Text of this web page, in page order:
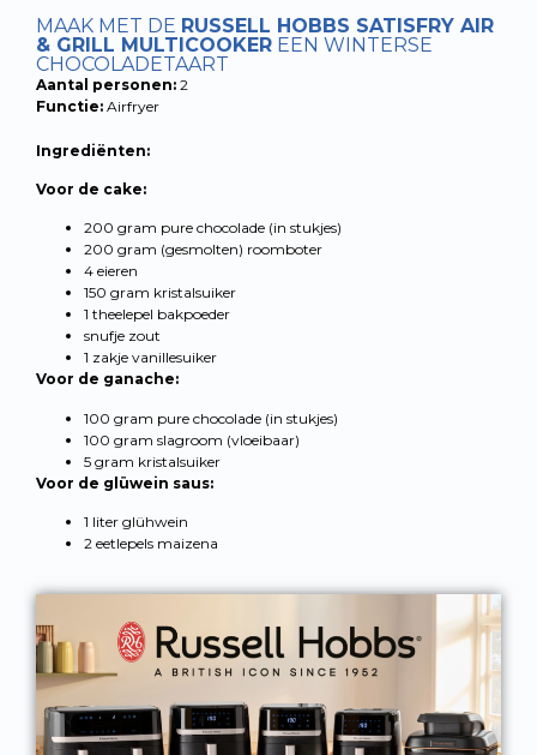
MAAK MET DE RUSSELL HOBBS SATISFRY AIR
& GRILL MULTICOOKER EEN WINTERSE
CHOCOLADETAART
Aantal personen: 2
Functie: Airfryer
Ingrediënten:
Voor de cake:
200 gram pure chocolade (in stukjes)
200 gram (gesmolten) roomboter
4 eieren
150 gram kristalsuiker
1 theelepel bakpoeder
snufje zout
1 zakje vanillesuiker
Voor de ganache:
100 gram pure chocolade (in stukjes)
100 gram slagroom (vloeibaar)
5 gram kristalsuiker
Voor de glüwein saus:
1 liter glühwein
2 eetlepels maizena